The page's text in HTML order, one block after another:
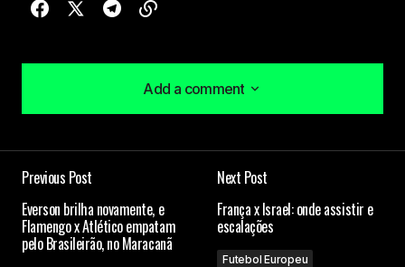
Add a comment
Add a comment
Campos obrigatórios são marcados com*
Previous Post
Everson brilha novamente, e
Flamengo x Atlético empatam
pelo Brasileirão, no Maracanã
Next Post
França x Israel: onde assistir e
escalações
Futebol Europeu